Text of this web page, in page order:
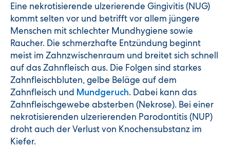
Eine nekrotisierende ulzerierende Gingivitis (NUG)
kommt selten vor und betrifft vor allem jüngere
Menschen mit schlechter Mundhygiene sowie
Raucher. Die schmerzhafte Entzündung beginnt
meist im Zahnzwischenraum und breitet sich schnell
auf das Zahnfleisch aus. Die Folgen sind starkes
Zahnfleischbluten, gelbe Beläge auf dem
Zahnfleisch und Mundgeruch. Dabei kann das
Zahnfleischgewebe absterben (Nekrose). Bei einer
nekrotisierenden ulzerierenden Parodontitis (NUP)
droht auch der Verlust von Knochensubstanz im
Kiefer.